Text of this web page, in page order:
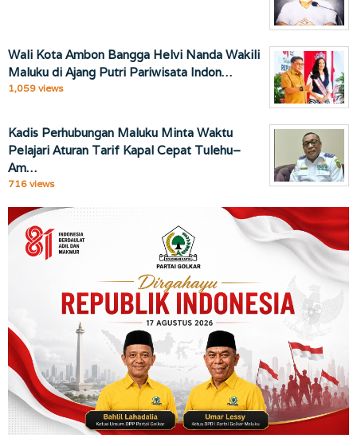
Wali Kota Ambon Bangga Helvi Nanda Wakili
Maluku di Ajang Putri Pariwisata Indon…
1,059 views
Kadis Perhubungan Maluku Minta Waktu
Pelajari Aturan Tarif Kapal Cepat Tulehu–
Am…
716 views